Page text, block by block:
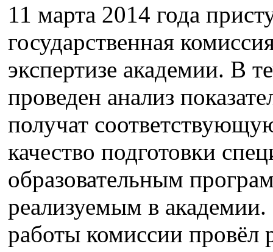
11 марта 2014 года
государственная
экспертизе академии. В
проведен анализ
получат
качество подготовки
образовательным
реализуемым в
работы комиссии провёл